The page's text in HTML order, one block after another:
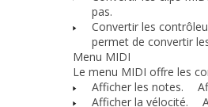
pas.
Convertir les
permet de convertir
Menu MIDI
Le menu MIDI offre les
Afficher les notes.
Afficher la vélocité.